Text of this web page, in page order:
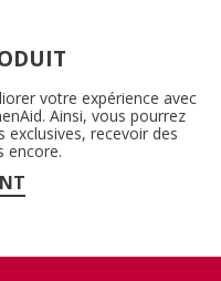
votre expérience avec
Ainsi, vous pourrez
recevoir des
encore.